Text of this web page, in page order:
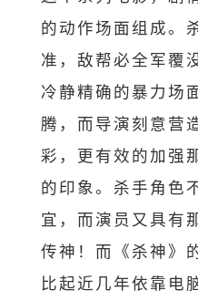
的动作场面组成。
准，敌帮必全军覆
冷静精确的暴力场
腾，而导演刻意营
彩，更有效的加强
的印象。杀手角色
宜，而演员又具有
传神！而《杀神》
比起近几年依靠电